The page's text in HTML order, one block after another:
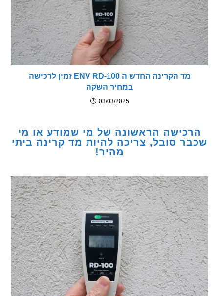
מד הקרינה החדש ה ENV RD-100 זמין לרכישה
במחיר השקה
03/03/2025
הראשונה של מי שמודע או מי
סובל, צריכה להיות מד קרינה ביתי
מהיר!